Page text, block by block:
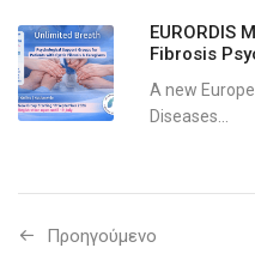
EURORDIS
Fibrosis
A new
Diseases...
Προηγούμενo